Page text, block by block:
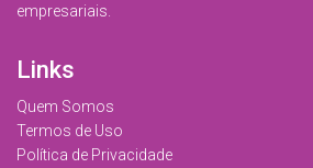
empresariais.
Links
Quem Somos
Termos de Uso
Política de Privacidade